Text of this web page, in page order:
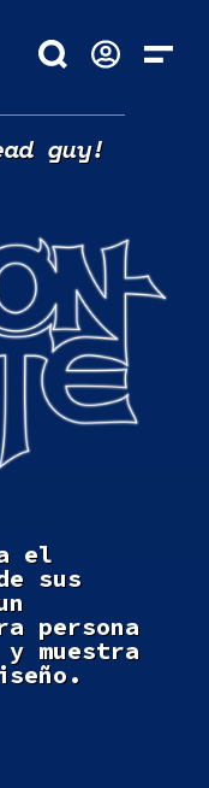
guy!
el
sus
persona
muestra